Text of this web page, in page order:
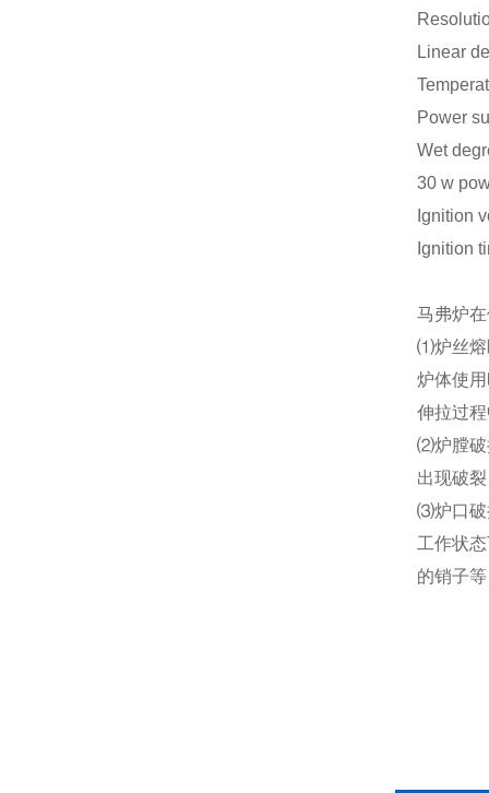
Linear
Power
Wet
30 w
Ignition
Ignition
马弗炉
⑴炉丝熔
炉体使
伸拉过
⑵炉膛破
出现破
⑶炉口破
工作状
的销子